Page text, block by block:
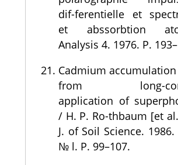
dif-ferentielle et
et abssorbtion
Analysis 4. 1976. P.
Cadmium
from long-
application of
/ H. P. Ro-thbaum [et
J. of Soil Science.
№ l. P. 99–107.